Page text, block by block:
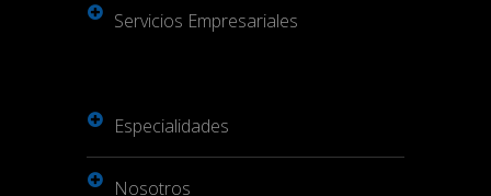
Servicios Empresariales
Especialidades
Nosotros